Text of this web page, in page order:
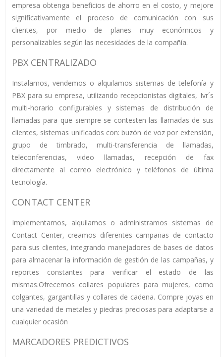
empresa obtenga beneficios de ahorro en el costo, y mejore
significativamente el proceso de comunicación con sus
clientes, por medio de planes muy económicos y
personalizables según las necesidades de la compañía.
PBX CENTRALIZADO
Instalamos, vendemos o alquilamos sistemas de telefonía y
PBX para su empresa, utilizando recepcionistas digitales, Ivr´s
multi-horario configurables y sistemas de distribución de
llamadas para que siempre se contesten las llamadas de sus
clientes, sistemas unificados con: buzón de voz por extensión,
grupo de timbrado, multi-transferencia de llamadas,
teleconferencias, video llamadas, recepción de fax
directamente al correo electrónico y teléfonos de última
tecnología.
CONTACT CENTER
Implementamos, alquilamos o administramos sistemas de
Contact Center, creamos diferentes campañas de contacto
para sus clientes, integrando manejadores de bases de datos
para almacenar la información de gestión de las campañas, y
reportes constantes para verificar el estado de las
mismas.Ofrecemos collares populares para mujeres, como
colgantes, gargantillas y collares de cadena. Compre joyas en
una variedad de metales y piedras preciosas para adaptarse a
cualquier ocasión
MARCADORES PREDICTIVOS